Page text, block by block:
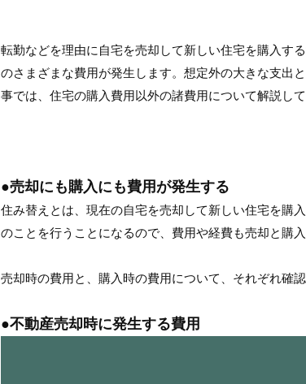
転勤などを理由に自宅を売却して新しい住宅を購入す
のさまざまな費用が発生します。想定外の大きな支出
事では、住宅の購入費用以外の諸費用について解説して
●売却にも購入にも費用が発生する
住み替えとは、現在の自宅を売却して新しい住宅を購
のことを行うことになるので、費用や経費も売却と購
売却時の費用と、購入時の費用について、それぞれ確認
●不動産売却時に発生する費用